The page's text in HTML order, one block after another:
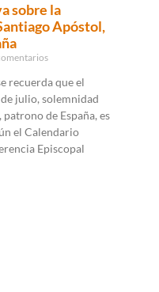
sobre la
Apóstol,
recuerda que el
julio, solemnidad
de España, es
el Calendario
Episcopal